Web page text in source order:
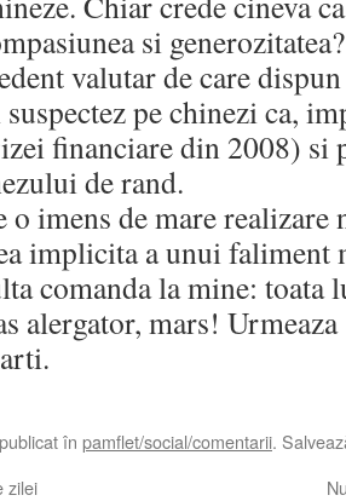
si
valutar de care
pe chinezi ca,
financiare din 2008) si
de rand.
o imens de mare realizare
implicita a unui
comanda la mine: toata
alergator, mars!
în pamflet/social/comentarii.
zilei